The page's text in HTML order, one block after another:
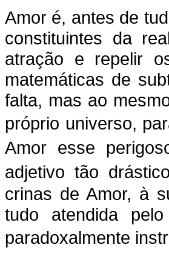
Amor é, antes de
constituintes da
atração e repelir
matemáticas de
falta, mas ao
próprio universo,
Amor esse
adjetivo tão
crinas de Amor, à
tudo atendida
paradoxalmente